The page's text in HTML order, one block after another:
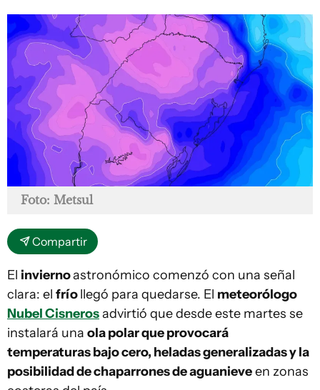
Foto: Metsul
Compartir
El inviernoastronómico comenzó con una señal
clara: el fríollegó para quedarse. El meteorólogo
Nubel Cisnerosadvirtió que desde este martes se
instalará una ola polar que provocará
temperaturas bajo cero, heladas generalizadas y la
posibilidad de chaparrones de aguanieveen zonas